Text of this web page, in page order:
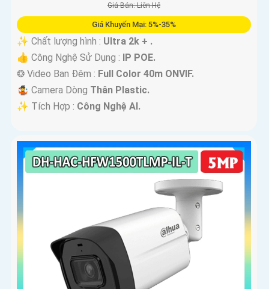
Giá Bán: Liên Hệ
Giá Khuyến Mại: 5%-35%
✨ Chất lượng hình : Ultra 2k + .
👍 Công Nghệ Sử Dụng : IP POE.
❂ Video Ban Đêm : Full Color 40m ONVIF.
🤹 Camera Dòng Thân Plastic.
️✨ Tích Hợp : Công Nghệ AI.